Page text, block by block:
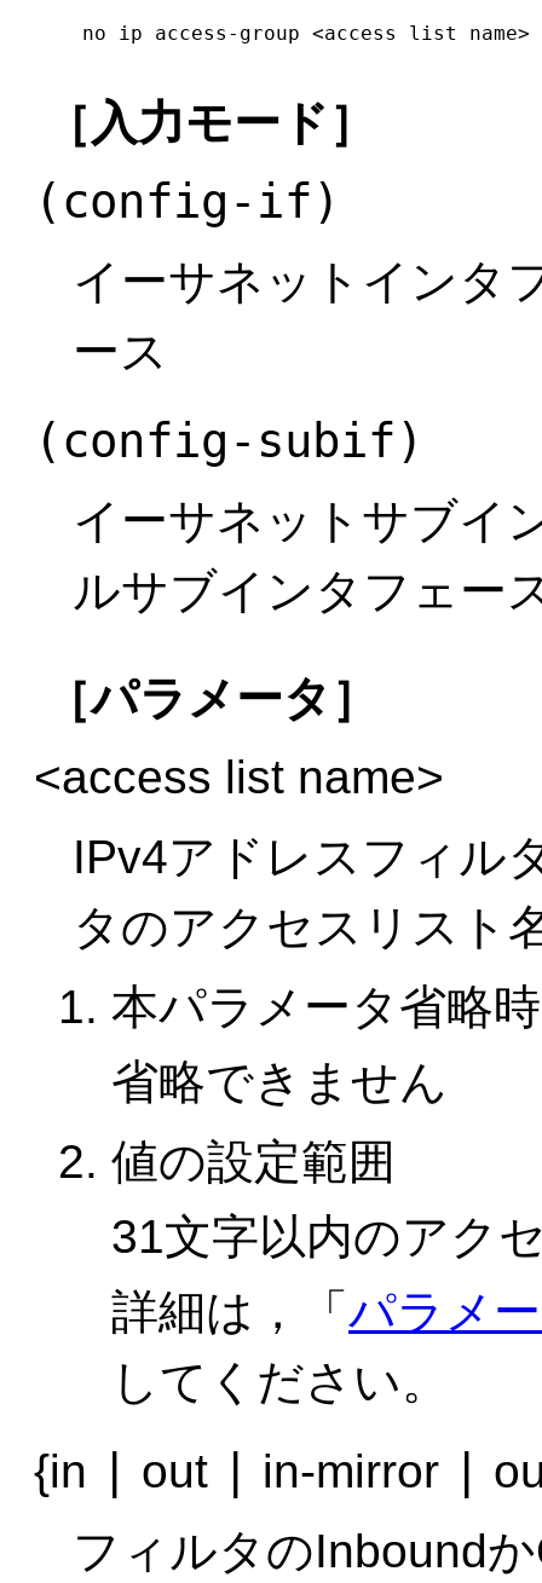
no ip access-group <access list
［入力モード］
(config-if)
イーサネットインタ
ース
(config-subif)
イーサネットサブイ
ルサブインタフェー
［パラメータ］
<access list name>
IPv4アドレスフィル
タのアクセスリスト
本パラメータ省略
省略できません
値の設定範囲
31文字以内のアク
詳細は，「 パラメ
してください。
{in
out in-mirror
フィルタのInbound